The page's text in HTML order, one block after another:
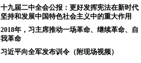
十九届二中全会公报：更好发挥宪法在新时代
坚持和发展中国特色社会主义中的重大作用
2018年，习主席推动一场革命、继续革命、自
我革命
习近平向全军发布训令（附现场视频）